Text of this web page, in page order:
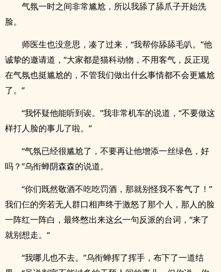
气氛一时之间非常尴尬，所以我舔了舔爪子开始洗
脸。
师医生也没意思，凑了过来，“我帮你舔舔毛叭。”他
诚挚的邀请道，“大家都是猫科动物，不用客气，反正现
在气氛也挺尴尬的，不管我们做出什幺事情都不会更尴尬
了。”
“我怀疑他能听到诶。”我非常机车的说道，“不要做这
样打人脸的事儿了啦。”
“气氛已经很尴尬了，不要再让他增添一丝绿色，好
吗？”乌衔蝉阴森森的说道。
“你们既然敬酒不吃吃罚酒，那就别怪我不客气了！”
我们仨的旁若无人群口相声终于激怒了那个人，那人的脸
一阵红一阵白，最终憋出来这幺一句反派的台词，“来了
就别想走。“
“我哪儿也不去。”乌衔蝉挥了挥手，布下了一道结